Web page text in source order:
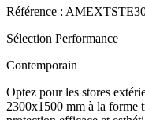
Référence :
Sélection Performance
Contemporain
Optez pour les stores
2300x1500 mm à la